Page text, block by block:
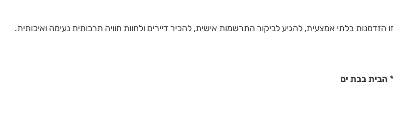
זו הזדמנות בלתי אמצעית, להגיע לביקור התרשמות אישית, להכיר דיירים ולחוות חוויה תרבותית נעימה ואיכותית.
* הבית בבת ים